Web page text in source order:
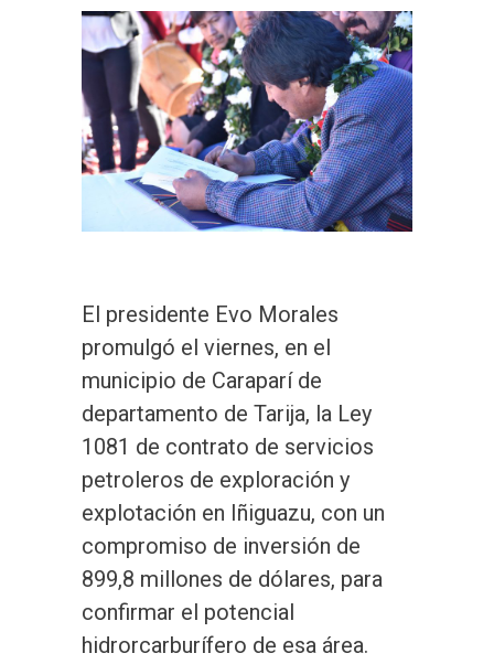
El presidente Evo Morales
promulgó el viernes, en el
municipio de Caraparí de
departamento de Tarija, la Ley
1081 de contrato de servicios
petroleros de exploración y
explotación en Iñiguazu, con un
compromiso de inversión de
899,8 millones de dólares, para
confirmar el potencial
hidrorcarburífero de esa área.